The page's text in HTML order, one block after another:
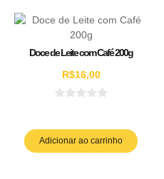
Doce de Leite com Café 200g
R$16,00
Adicionar ao carrinho